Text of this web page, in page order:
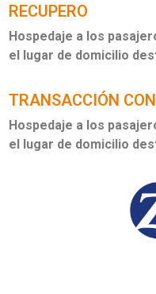
RECUPERO
Hospedaje a los
el lugar de domicilio
TRANSACCIÓN
Hospedaje a los
el lugar de domicilio